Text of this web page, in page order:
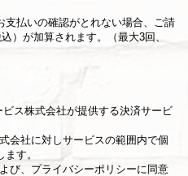
支払いの確認がとれない場合、ご請
）が加算されます。（最大3回、
ス株式会社が提供する決済サービ
会社に対しサービスの範囲内で個
す。
び、 プライバシーポリシーに同意